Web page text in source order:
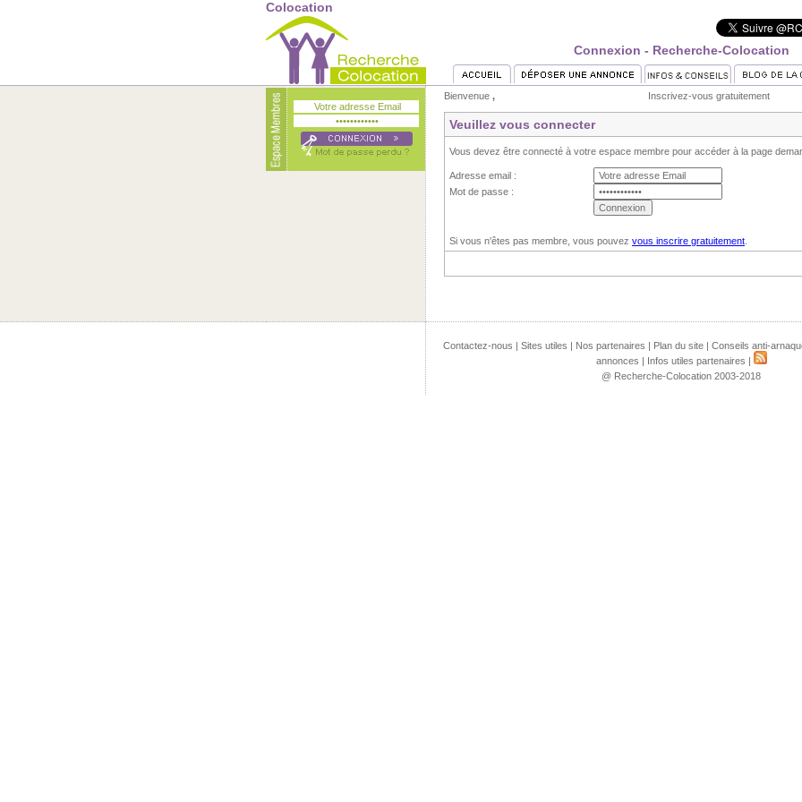
Colocation
Connexion - Recherche-Colocation
Bienvenue , Inscrivez-vous gratuitement
Veuillez vous connecter
Vous devez être connecté à votre espace membre pour accéder à la page
Adresse email :
Mot de passe :
Si vous n'êtes pas membre, vous pouvez vous inscrire gratuitement
Contactez-nous | Sites utiles | Nos partenaires | Plan du site| Conseils anti-
annonces | Infos utiles partenaires |
@ Recherche-Colocation 2003-2018